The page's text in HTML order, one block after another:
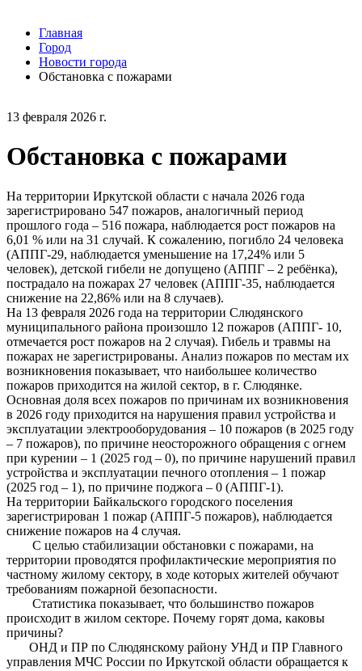
13 февраля 2026 г.
Обстановка с пожарами
На территории Иркутской области с начала 2026 года
зарегистрировано 547 пожаров, аналогичный период
прошлого года – 516 пожара, наблюдается рост пожаров на
6,01 % или на 31 случай. К сожалению, погибло 24 человека
(АППГ-29, наблюдается уменьшение на 17,24% или 5
человек), детской гибели не допущено (АППГ – 2 ребёнка),
пострадало на пожарах 27 человек (АППГ-35, наблюдается
снижение на 22,86% или на 8 случаев).
На 13 февраля 2026 года на территории Слюдянского
муниципального района произошло 12 пожаров (АППГ- 10,
отмечается рост пожаров на 2 случая). Гибель и травмы на
пожарах не зарегистрированы. Анализ пожаров по местам их
возникновения показывает, что наибольшее количество
пожаров приходится на жилой сектор, в г. Слюдянке.
Основная доля всех пожаров по причинам их возникновения
в 2026 году приходится на нарушения правил устройства и
эксплуатации электрооборудования – 10 пожаров (в 2025 году
– 7 пожаров), по причине неосторожного обращения с огнем
при курении – 1 (2025 год – 0), по причине нарушений правил
устройства и эксплуатации печного отопления – 1 пожар
(2025 год – 1), по причине поджога – 0 (АППГ-1).
На территории Байкальского городского поселения
зарегистрирован 1 пожар (АППГ-5 пожаров), наблюдается
снижение пожаров на 4 случая.
С целью стабилизации обстановки с пожарами, на
территории проводятся профилактические мероприятия по
частному жилому сектору, в ходе которых жителей обучают
требованиям пожарной безопасности.
Статистика показывает, что большинство пожаров
происходит в жилом секторе. Почему горят дома, каковы
причины?
ОНД и ПР по Слюдянскому району УНД и ПР Главного
управления МЧС России по Иркутской области обращается к
Главная
Город
Новости города
Обстановка с пожарами